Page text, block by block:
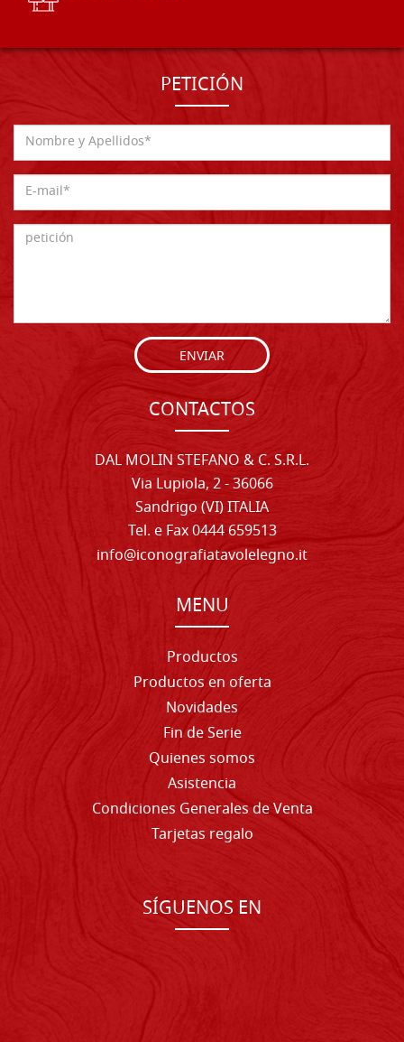
PETICIÓN
ENVIAR
CONTACTOS
DAL MOLIN STEFANO & C. S.R.L.
Via Lupiola, 2 - 36066
Sandrigo (VI) ITALIA
Tel. e Fax 0444 659513
info@iconografiatavolelegno.it
MENU
Productos
Productos en oferta
Novidades
Fin de Serie
Quienes somos
Asistencia
Condiciones Generales de Venta
Tarjetas regalo
SÍGUENOS EN